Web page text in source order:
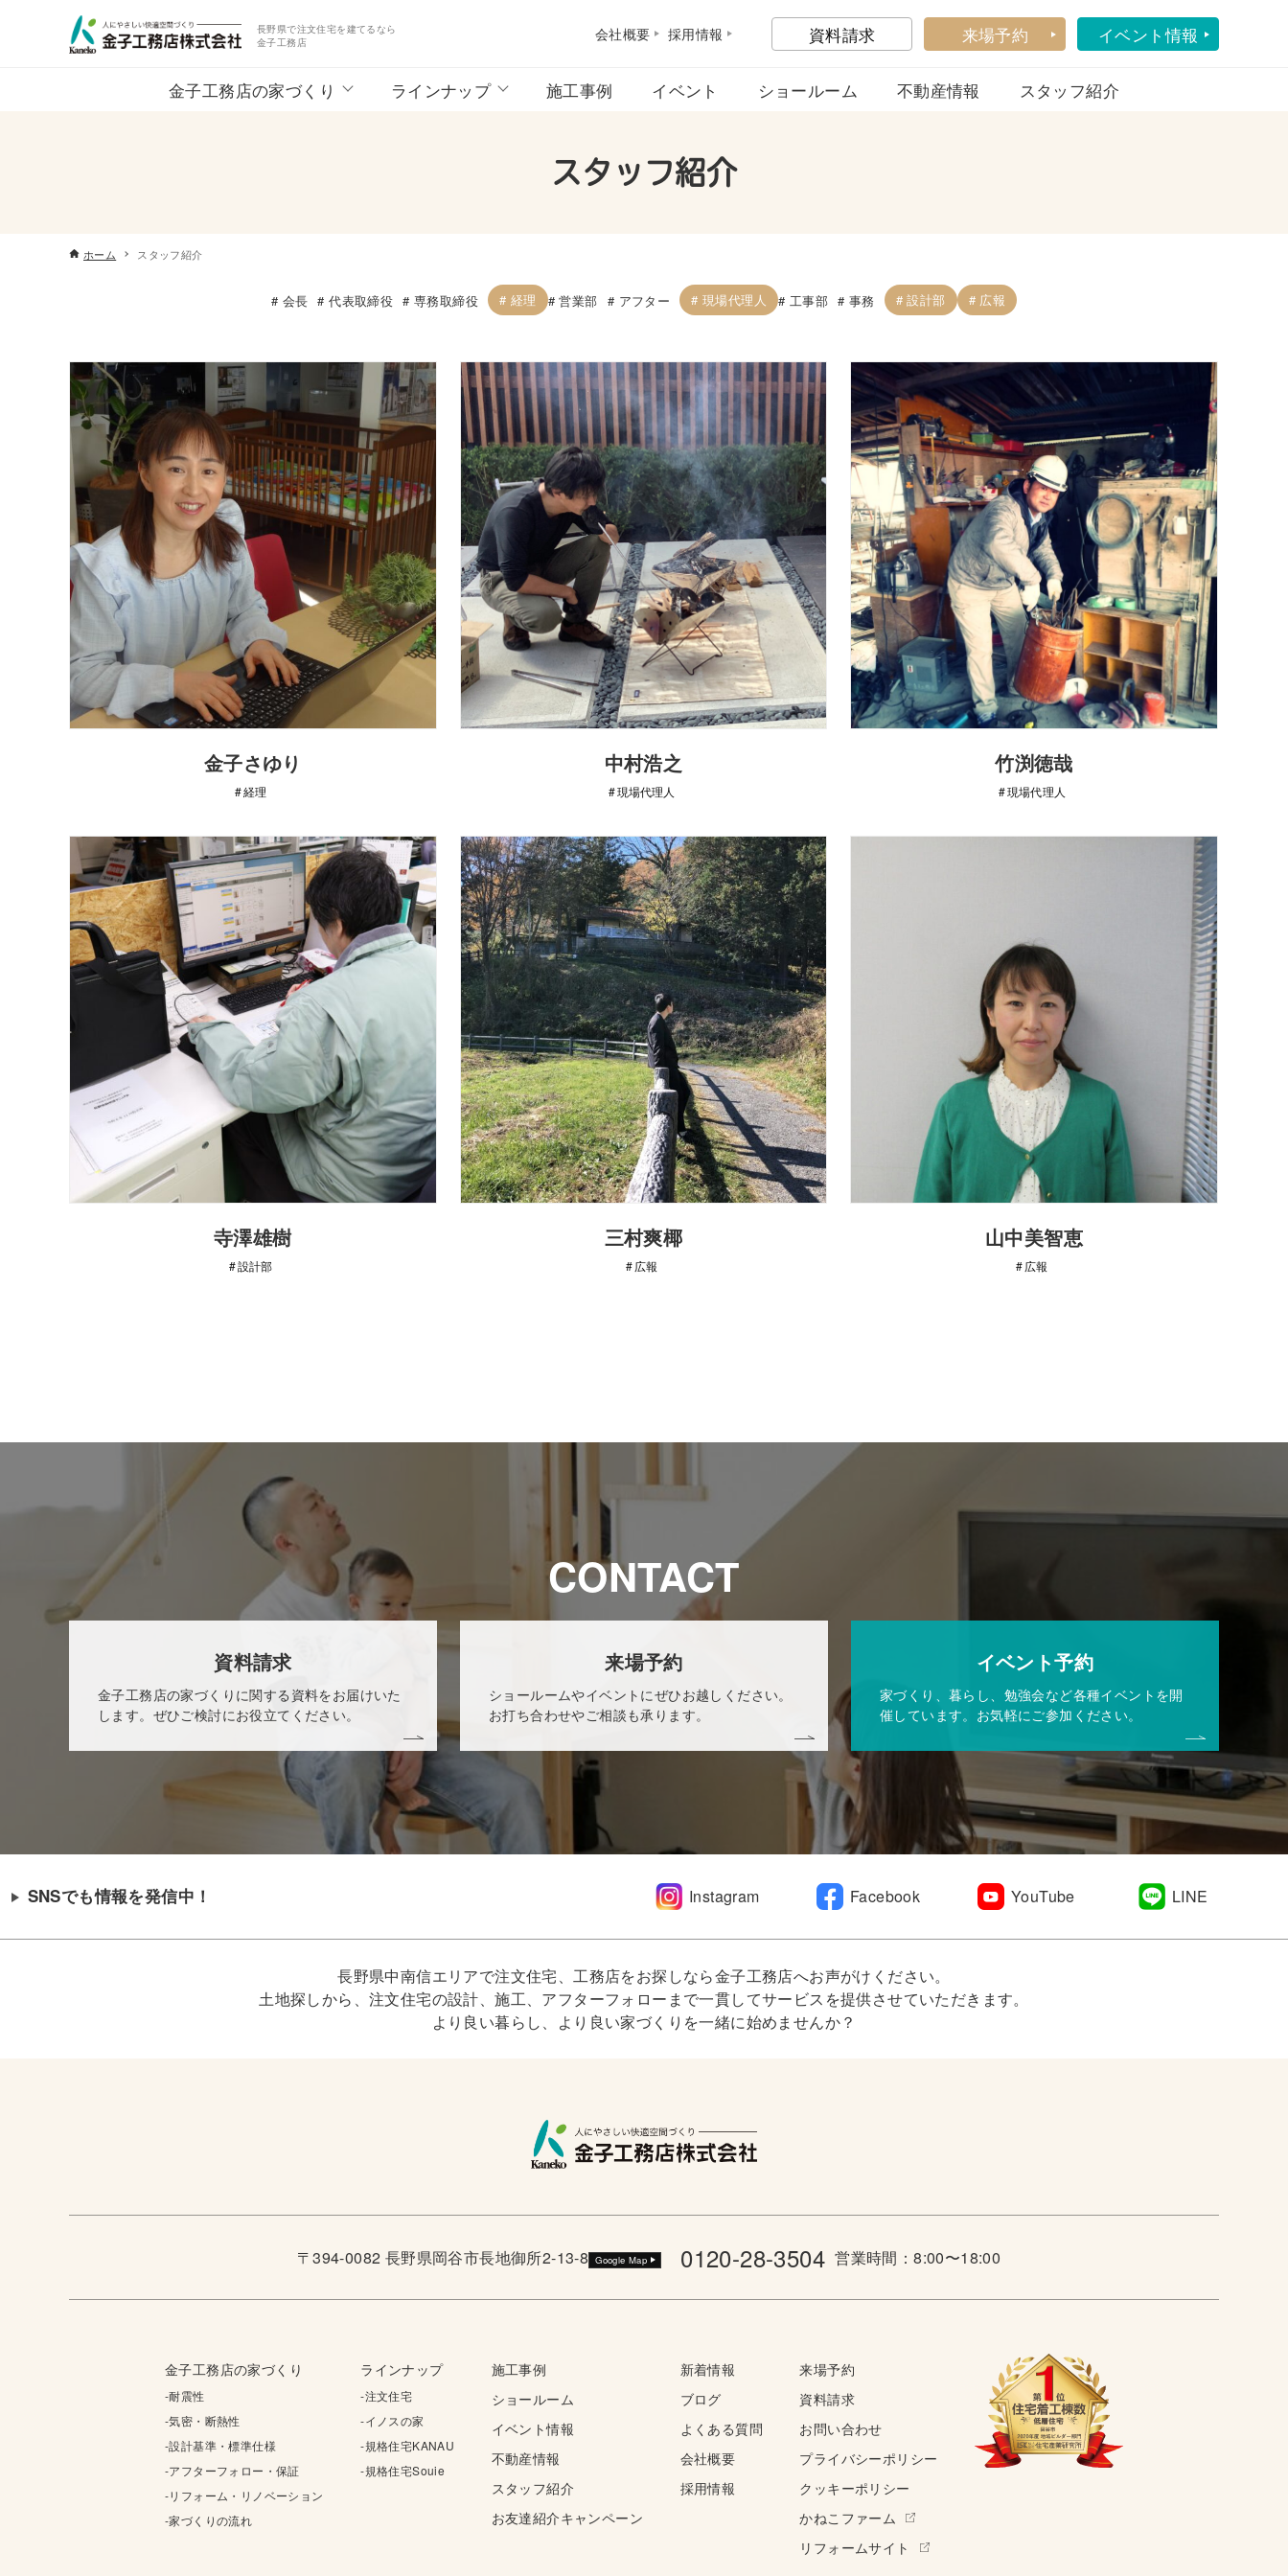
長野県で注文住宅を建てるなら
金子工務店
会社概要 採用情報 資料請求 来場予約 イベント情報
金子工務店の家づくり ラインナップ 施工事例 イベント ショールーム 不動産情報 スタッフ紹介
スタッフ紹介
ホーム スタッフ紹介
会長 代表取締役 専務取締役 経理 営業部 アフター 現場代理人 工事部 事務 設計部 広報
金子さゆり
経理
中村浩之
現場代理人
竹渕徳哉
現場代理人
寺澤雄樹
設計部
三村爽椰
広報
山中美智恵
広報
CONTACT
資料請求
金子工務店の家づくりに関する資料をお届けいた
します。ぜひご検討にお役立てください。
来場予約
ショールームやイベントにぜひお越しください。
お打ち合わせやご相談も承ります。
イベント予約
家づくり、暮らし、勉強会など各種イベントを開
催しています。お気軽にご参加ください。
SNSでも情報を発信中！ Instagram Facebook YouTube LINE
長野県中南信エリアで注文住宅、工務店をお探しなら金子工務店へお声がけください。
土地探しから、注文住宅の設計、施工、アフターフォローまで一貫してサービスを提供させていただきます。
より良い暮らし、より良い家づくりを一緒に始めませんか？
〒394-0082 長野県岡谷市長地御所2-13-8 Google Map 0120-28-3504 営業時間：8:00〜18:00
金子工務店の家づくり
-耐震性
-気密・断熱性
-設計基準・標準仕様
-アフターフォロー・保証
-リフォーム・リノベーション
-家づくりの流れ
ラインナップ
-注文住宅
-イノスの家
-規格住宅KANAU
-規格住宅Souie
施工事例
ショールーム
イベント情報
不動産情報
スタッフ紹介
お友達紹介キャンペーン
新着情報
ブログ
よくある質問
会社概要
採用情報
来場予約
資料請求
お問い合わせ
プライバシーポリシー
クッキーポリシー
かねこファーム
リフォームサイト